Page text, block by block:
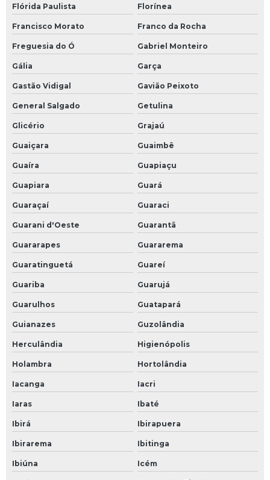
Flórida Paulista Florínea
Francisco Morato Franco da Rocha
Freguesia do Ó Gabriel Monteiro
Gália Garça
Gastão Vidigal Gavião Peixoto
General Salgado Getulina
Glicério Grajaú
Guaiçara Guaimbê
Guaíra Guapiaçu
Guapiara Guará
Guaraçaí Guaraci
Guarani d'Oeste Guarantã
Guararapes Guararema
Guaratinguetá Guareí
Guariba Guarujá
Guarulhos Guatapará
Guianazes Guzolândia
Herculândia Higienópolis
Holambra Hortolândia
Iacanga Iacri
Iaras Ibaté
Ibirá Ibirapuera
Ibirarema Ibitinga
Ibiúna Icém